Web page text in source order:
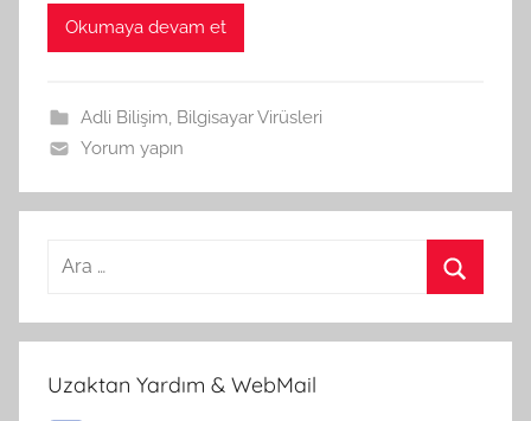
Okumaya devam et
Adli Bilişim, Bilgisayar Virüsleri
Yorum yapın
Arama:
Uzaktan Yardım & WebMail